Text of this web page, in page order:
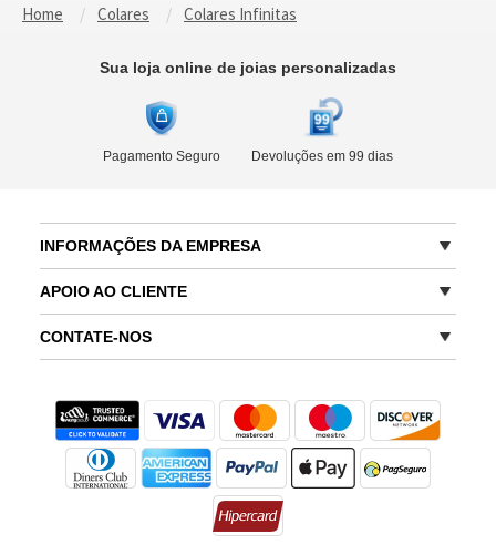
Home Colares Colares Infinitas
Sua loja online de joias personalizadas
Pagamento Seguro Devoluções em 99 dias
INFORMAÇÕES DA EMPRESA
APOIO AO CLIENTE
CONTATE-NOS